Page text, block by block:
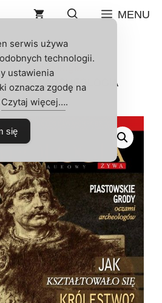
MENU
/ Archeologia
/ 2025/ ARCHEOLOGIA
serwis używa
technologii.
ustawienia
oznacza zgodę na
Czytaj więcej….
się